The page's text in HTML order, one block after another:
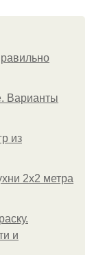
Варианты
из
2х2 метра
и